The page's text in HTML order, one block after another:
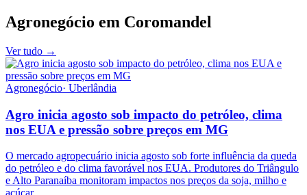
Agronegócio em Coromandel
Ver tudo →
Agronegócio· Uberlândia
Agro inicia agosto sob impacto do petróleo, clima
nos EUA e pressão sobre preços em MG
O mercado agropecuário inicia agosto sob forte influência da queda
do petróleo e do clima favorável nos EUA. Produtores do Triângulo
e Alto Paranaíba monitoram impactos nos preços da soja, milho e